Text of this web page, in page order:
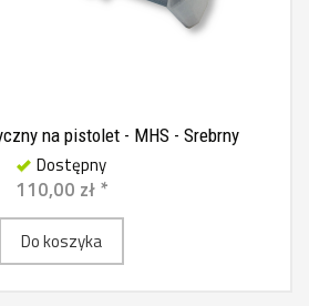
na pistolet - MHS - Srebrny
Dostępny
110,00 zł *
Do koszyka